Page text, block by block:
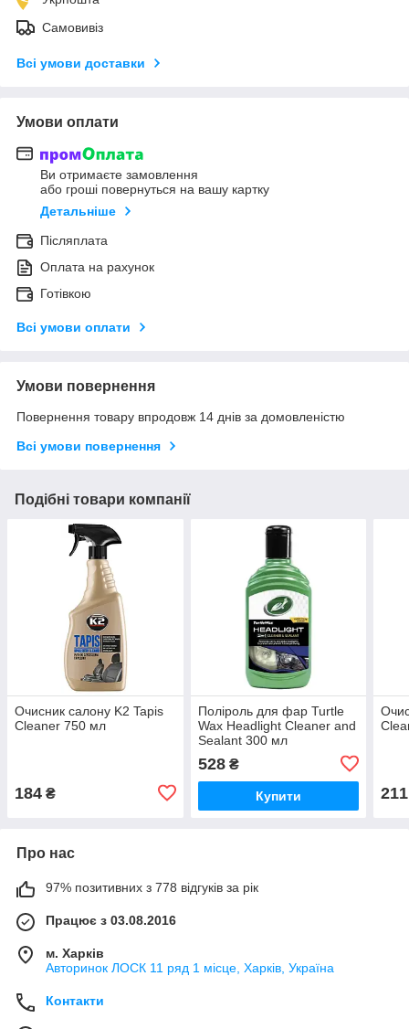
Самовивіз
Всі умови доставки
Умови оплати
Ви отримаєте замовлення
або гроші повернуться на вашу картку
Детальніше
Післяплата
Оплата на рахунок
Готівкою
Всі умови оплати
Умови повернення
Повернення товару впродовж 14 днів за домовленістю
Всі умови повернення
Подібні товари компанії
Очисник салону K2 Tapis
Cleaner 750 мл
184 ₴
Поліроль для фар Turtle
Wax Headlight Cleaner and
Sealant 300 мл
528₴
Купити 211
Про нас
97% позитивних з 778 відгуків за рік
Працює з 03.08.2016
м. Харків
Авторинок ЛОСК 11 ряд 1 місце, Харків, Україна
Контакти